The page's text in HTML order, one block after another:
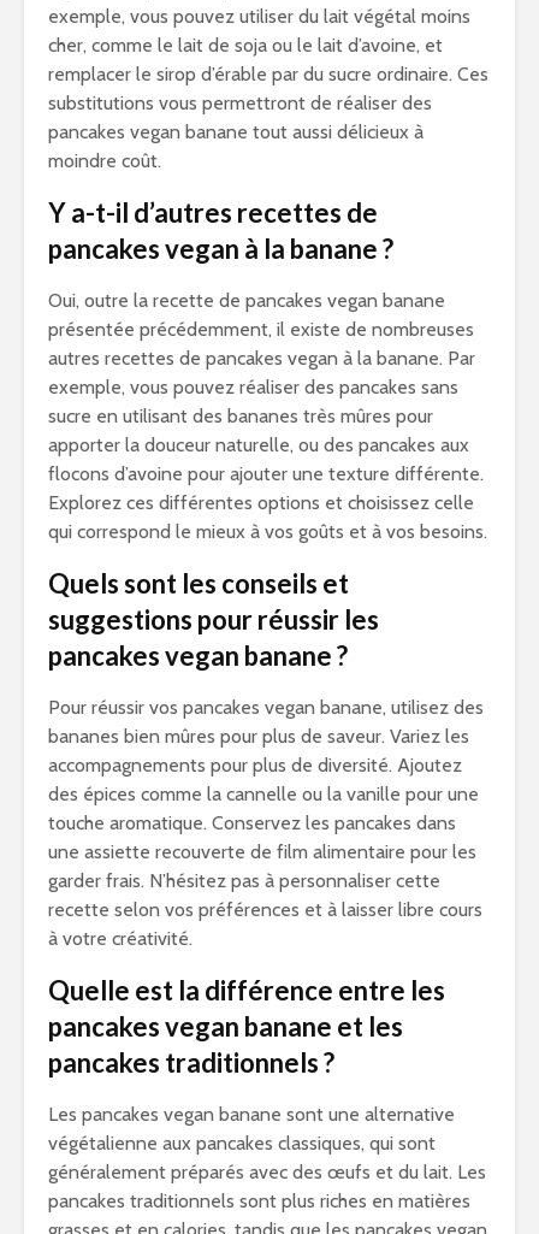
exemple, vous pouvez utiliser du lait végétal moins
cher, comme le lait de soja ou le lait d’avoine, et
remplacer le sirop d’érable par du sucre ordinaire. Ces
substitutions vous permettront de réaliser des
pancakes vegan banane tout aussi délicieux à
moindre coût.
Y a-t-il d’autres recettes de
pancakes vegan à la banane ?
Oui, outre la recette de pancakes vegan banane
présentée précédemment, il existe de nombreuses
autres recettes de pancakes vegan à la banane. Par
exemple, vous pouvez réaliser des pancakes sans
sucre en utilisant des bananes très mûres pour
apporter la douceur naturelle, ou des pancakes aux
flocons d’avoine pour ajouter une texture différente.
Explorez ces différentes options et choisissez celle
qui correspond le mieux à vos goûts et à vos besoins.
Quels sont les conseils et
suggestions pour réussir les
pancakes vegan banane ?
Pour réussir vos pancakes vegan banane, utilisez des
bananes bien mûres pour plus de saveur. Variez les
accompagnements pour plus de diversité. Ajoutez
des épices comme la cannelle ou la vanille pour une
touche aromatique. Conservez les pancakes dans
une assiette recouverte de film alimentaire pour les
garder frais. N’hésitez pas à personnaliser cette
recette selon vos préférences et à laisser libre cours
à votre créativité.
Quelle est la différence entre les
pancakes vegan banane et les
pancakes traditionnels ?
Les pancakes vegan banane sont une alternative
végétalienne aux pancakes classiques, qui sont
généralement préparés avec des œufs et du lait. Les
pancakes traditionnels sont plus riches en matières